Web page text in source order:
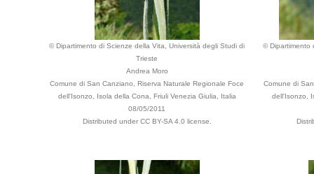
© Dipartimento di Scienze della Vita, Università degli Studi di
Trieste
Andrea Moro
Comune di San Canziano, Riserva Naturale Regionale Foce
dell'Isonzo, Isola della Cona, Friuli Venezia Giulia, Italia
08/05/2011
Distributed under CC BY-SA 4.0 license.
© Dipartimento
Comune di
dell'Isonzo,